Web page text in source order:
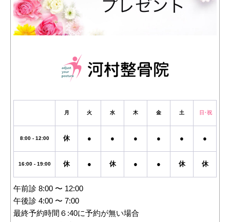
月 火 水 木 金 土 日・祝
8:00 - 12:00 休 ● ● ● ● ● ●
16:00 - 19:00 休 ● 休 ● ● 休 休
午前診 8:00 〜 12:00
午後診 4:00 〜 7:00
最終予約時間６:40に予約が無い場合